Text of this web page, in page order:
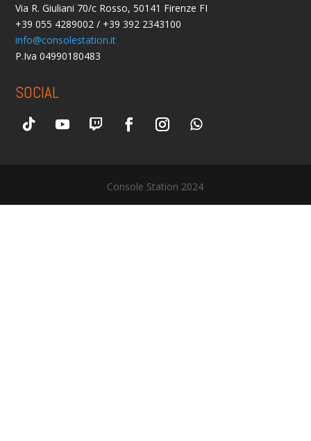
Via R. Giuliani 70/c Rosso, 50141 Firenze FI
+39 055 4289002 / +39 392 2343100
info@consolestation.it
P.Iva 04990180483
SOCIAL
Console Station 2024